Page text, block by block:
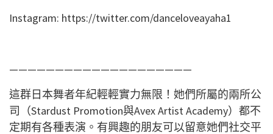
Instagram: https://twitter.com/danceloveayaha1
————————————————————
這群日本舞者年紀輕輕實力無限！她們所屬的兩所公
司（Stardust Promotion與Avex Artist Academy）都不
定期有各種表演。有興趣的朋友可以留意她們社交平